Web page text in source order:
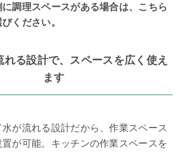
調理スペースがある場合は、こちら
ください。
れる設計で、スペースを広く使え
ます
が流れる設計だから、作業スペース
が可能。キッチンの作業スペースを